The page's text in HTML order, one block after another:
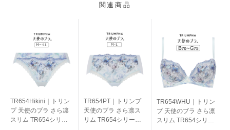
関連商品
TR654Hikini｜トリン
プ 天使のブラ さら凛
スリム TR654シリー
TR654PT｜トリンプ
天使のブラ さら凛ス
リム TR654シリーズ
TR654WHU｜トリン
プ 天使のブラ さら凛
スリム TR654シリー